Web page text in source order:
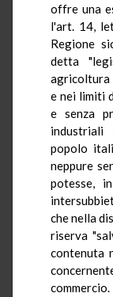
offre una
l'art. 14,
Regione
detta
agricoltura
e nei limiti
e senza
popolo
neppure
potesse,
che nella
riserva
contenuta
commercio.